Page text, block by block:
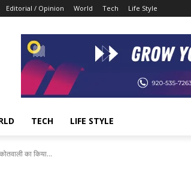
Editorial / Opinion World Tech Life Style
TECH LIFE STYLE
का किया...